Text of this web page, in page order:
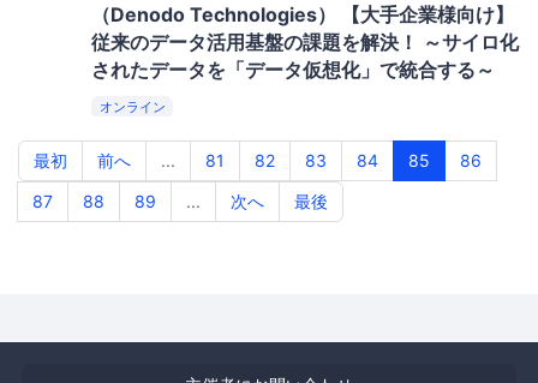
（Denodo Technologies） 【大手企業様向け】
従来のデータ活用基盤の課題を解決！ ～サイロ化
されたデータを「データ仮想化」で統合する～
オンライン
最初 前へ ... 81 82 83 84 85
86
87
88 89 ... 次へ 最後